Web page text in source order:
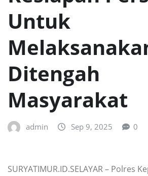
Untuk
Ditengah
Masyarakat
admin Sep 9, 2025 0
SURYATIMUR.ID.SELAYAR – Polres